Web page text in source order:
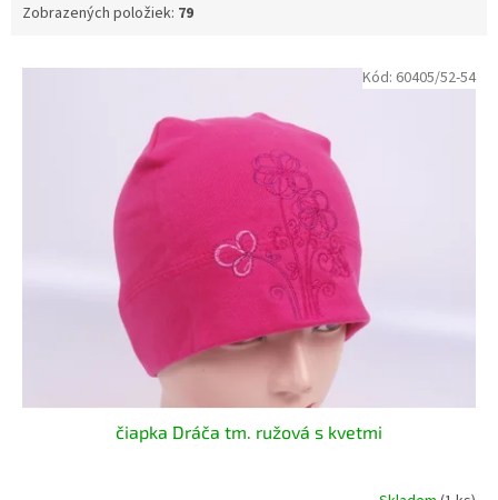
Zobrazených položiek: 79
V
čiapka Dráča tm. ružová s kvetmi
Kód: 60405/52-54